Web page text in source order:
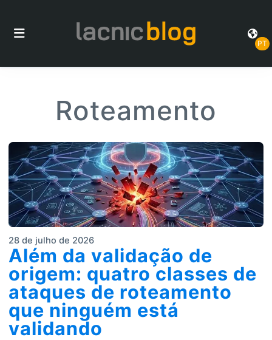
PT
Roteamento
28 de julho de 2026
Além da validação de
origem: quatro classes de
ataques de roteamento
que ninguém está
validando